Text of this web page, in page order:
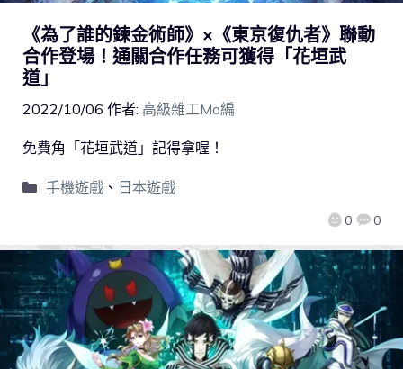
《為了誰的鍊金術師》×《東京復仇者》聯動
合作登場！通關合作任務可獲得「花垣武
道」
2022/10/06 作者: 高級雜工Mo編
0 0
免費角「花垣武道」記得拿喔！
手機遊戲、 日本遊戲